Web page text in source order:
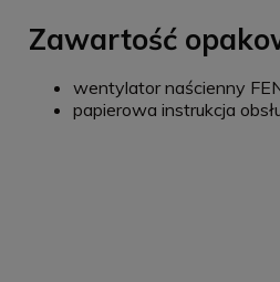
Zawartość
wentylator naścienny
papierowa instrukcja